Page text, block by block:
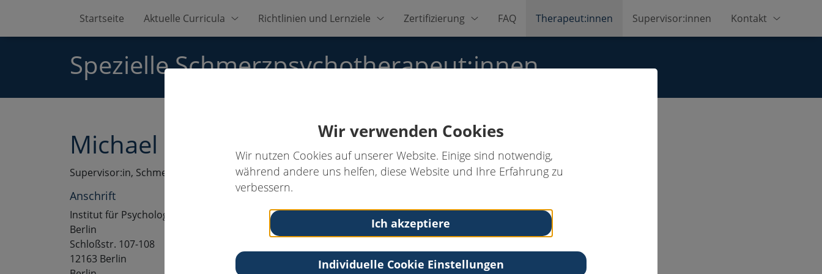
Wir verwenden Cookies
Wir nutzen Cookies auf unserer Website. Einige sind notwendig,
während andere uns helfen, diese Website und Ihre Erfahrung zu
verbessern.
Ich akzeptiere
Individuelle Cookie Einstellungen
Startseite Aktuelle Curricula Richtlinien und Lernziele Zertifizierung FAQ Therapeut:innen Supervisor:innen Kontakt
Spezielle Schmerzpsychotherapeut:innen
Michael Nahler, Dipl.-Psych.
Supervisor:in, Schmerzpsychotherapeut:in
Anschrift
Institut für Psychologische Schmerztherapie
Berlin
Schloßstr. 107-108
12163 Berlin
Tel: 030-4469360
Fax: 030-4469353
Web: http://www.schmerzbehandlung.de